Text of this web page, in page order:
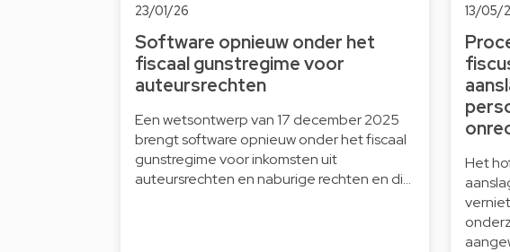
23/01/26
Software opnieuw onder het
fiscaal gunstregime voor
auteursrechten
Een wetsontwerp van 17 december 2025
brengt software opnieuw onder het fiscaal
gunstregime voor inkomsten uit
auteursrechten en naburige rechten en di…
13/05/
Het